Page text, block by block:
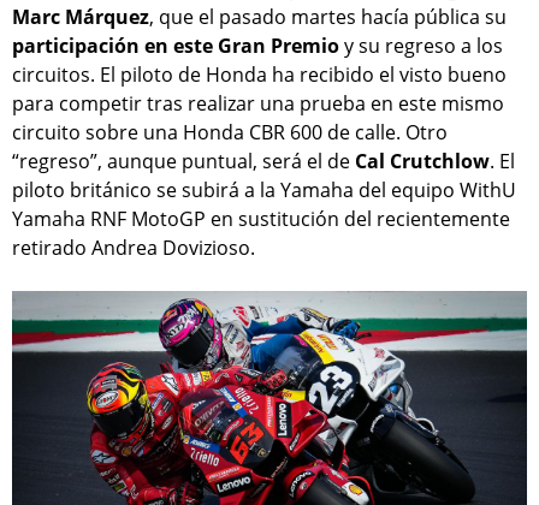
Marc Márquez, que el pasado martes hacía pública su
participación en este Gran Premioy su regreso a los
circuitos. El piloto de Honda ha recibido el visto bueno
para competir tras realizar una prueba en este mismo
circuito sobre una Honda CBR 600 de calle. Otro
“regreso”, aunque puntual, será el de Cal Crutchlow. El
piloto británico se subirá a la Yamaha del equipo WithU
Yamaha RNF MotoGP en sustitución del recientemente
retirado Andrea Dovizioso.